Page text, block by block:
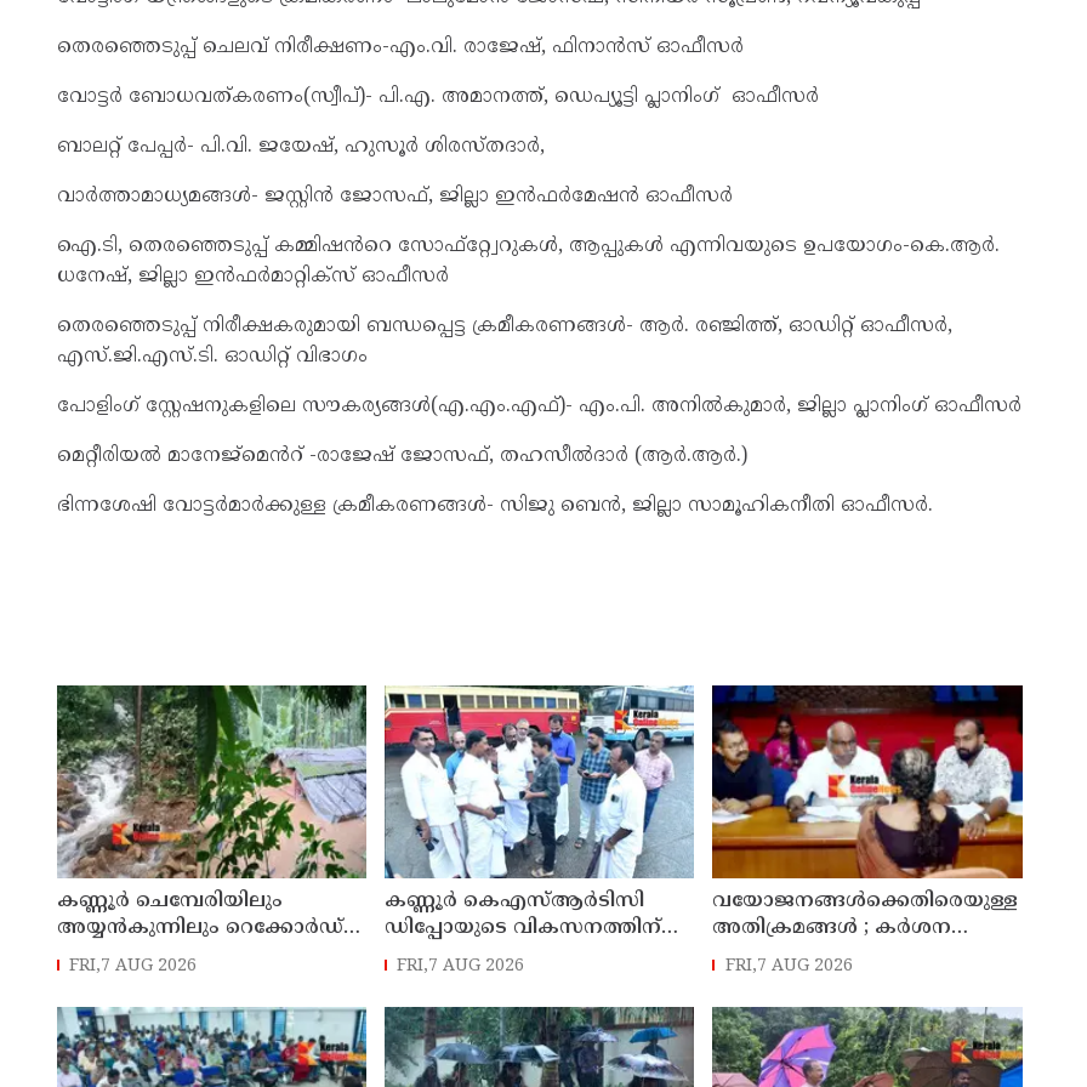
തെരഞ്ഞെടുപ്പ് ചെലവ് നിരീക്ഷണം-എം.വി. രാജേഷ്, ഫിനാൻസ് ഓഫീസർ
വോട്ടർ ബോധവത്കരണം(സ്വീപ്)- പി.എ. അമാനത്ത്, ഡെപ്യൂട്ടി പ്ലാനിംഗ് ഓഫീസർ
ബാലറ്റ് പേപ്പർ- പി.വി. ജയേഷ്, ഹുസൂർ ശിരസ്തദാർ,
വാർത്താമാധ്യമങ്ങൾ- ജസ്റ്റിൻ ജോസഫ്, ജില്ലാ ഇൻഫർമേഷൻ ഓഫീസർ
ഐ.ടി, തെരഞ്ഞെടുപ്പ് കമ്മിഷൻറെ സോഫ്റ്റ്വേറുകൾ, ആപ്പുകൾ എന്നിവയുടെ ഉപയോഗം-കെ.ആർ.
ധനേഷ്, ജില്ലാ ഇൻഫർമാറ്റിക്സ് ഓഫീസർ
തെരഞ്ഞെടുപ്പ് നിരീക്ഷകരുമായി ബന്ധപ്പെട്ട ക്രമീകരണങ്ങൾ- ആർ. രഞ്ജിത്ത്, ഓഡിറ്റ് ഓഫീസർ,
എസ്.ജി.എസ്.ടി. ഓഡിറ്റ് വിഭാഗം
പോളിംഗ് സ്റ്റേഷനുകളിലെ സൗകര്യങ്ങൾ(എ.എം.എഫ്)- എം.പി. അനിൽകുമാർ, ജില്ലാ പ്ലാനിംഗ് ഓഫീസർ
മെറ്റീരിയൽ മാനേജ്മെൻറ് -രാജേഷ് ജോസഫ്, തഹസീൽദാർ (ആർ.ആർ.)
ഭിന്നശേഷി വോട്ടർമാർക്കുള്ള ക്രമീകരണങ്ങൾ- സിജു ബെൻ, ജില്ലാ സാമൂഹികനീതി ഓഫീസർ.
കണ്ണൂർ ചെമ്പേരിയിലും
അയ്യൻകുന്നിലും റെക്കോർഡ്
മഴ ; ഉദയഗിരിയിൽ നേരിയ
ക്യാമ്പിലേക്ക് മാറ്റി
FRI,7 AUG 2026
കണ്ണൂർ കെഎസ്ആർടിസി
ഡിപ്പോയുടെ വികസനത്തിന്
മാസ്റ്റർ പ്ലാൻ തയ്യാറാക്കി
എം എൽ എ
FRI,7 AUG 2026
വയോജനങ്ങൾക്കെതിരെയുള്ള
അതിക്രമങ്ങൾ ; കർശന
നടപടി സ്വീകരിക്കുമെന്ന്
FRI,7 AUG 2026